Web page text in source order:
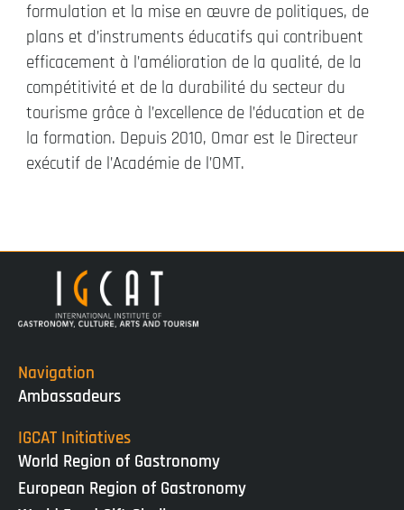
formulation et la mise en œuvre de politiques, de
plans et d’instruments éducatifs qui contribuent
efficacement à l’amélioration de la qualité, de la
compétitivité et de la durabilité du secteur du
tourisme grâce à l’excellence de l’éducation et de
la formation. Depuis 2010, Omar est le Directeur
exécutif de l’Académie de l’OMT.
Navigation
Ambassadeurs
IGCAT Initiatives
World Region of Gastronomy
European Region of Gastronomy